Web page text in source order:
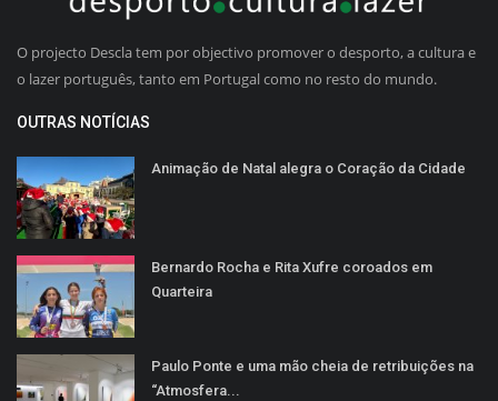
O projecto Descla tem por objectivo promover o desporto, a cultura e
o lazer português, tanto em Portugal como no resto do mundo.
OUTRAS NOTÍCIAS
Animação de Natal alegra o Coração da Cidade
Bernardo Rocha e Rita Xufre coroados em
Quarteira
Paulo Ponte e uma mão cheia de retribuições na
“Atmosfera...